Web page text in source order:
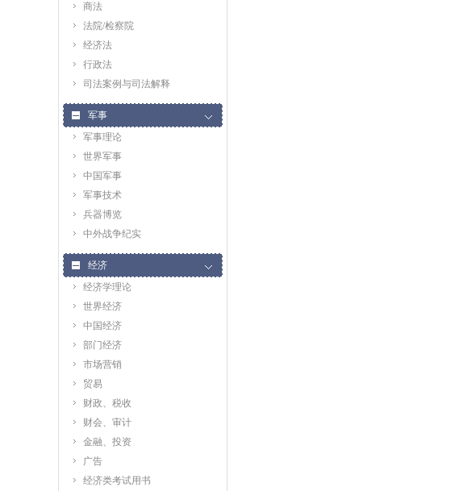
商法
法院/检察院
经济法
行政法
司法案例与司法解释
军事
军事理论
世界军事
中国军事
军事技术
兵器博览
中外战争纪实
经济
经济学理论
世界经济
中国经济
部门经济
市场营销
贸易
财政、税收
财会、审计
金融、投资
广告
经济类考试用书